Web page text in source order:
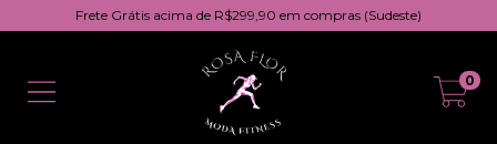
Frete Grátis acima de R$299,90 em compras (Sudeste)
0